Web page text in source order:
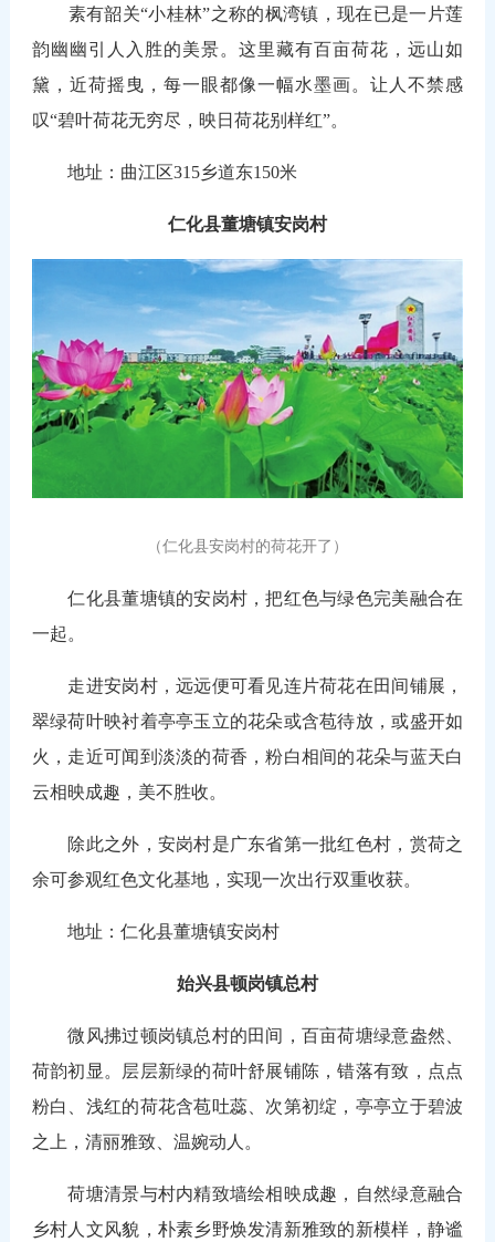
素有韶关“小桂林”之称的枫湾镇，现在已是一片莲
韵幽幽引人入胜的美景。这里藏有百亩荷花，远山如
黛，近荷摇曳，每一眼都像一幅水墨画。让人不禁感
叹“碧叶荷花无穷尽，映日荷花别样红”。
地址：曲江区315乡道东150米
仁化县董塘镇安岗村
（仁化县安岗村的荷花开了 ）
仁化县董塘镇的安岗村，把红色与绿色完美融合在
一起。
走进安岗村，远远便可看见连片荷花在田间铺展，
翠绿荷叶映衬着亭亭玉立的花朵或含苞待放，或盛开如
火，走近可闻到淡淡的荷香，粉白相间的花朵与蓝天白
云相映成趣，美不胜收。
除此之外，安岗村是广东省第一批红色村，赏荷之
余可参观红色文化基地，实现一次出行双重收获。
地址：仁化县董塘镇安岗村
始兴县顿岗镇总村
微风拂过顿岗镇总村的田间，百亩荷塘绿意盎然、
荷韵初显。层层新绿的荷叶舒展铺陈，错落有致，点点
粉白、浅红的荷花含苞吐蕊、次第初绽，亭亭立于碧波
之上，清丽雅致、温婉动人。
荷塘清景与村内精致墙绘相映成趣，自然绿意融合
乡村人文风貌，朴素乡野焕发清新雅致的新模样，静谧